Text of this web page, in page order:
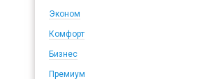
Эконом
Комфорт
Бизнес
Премиум